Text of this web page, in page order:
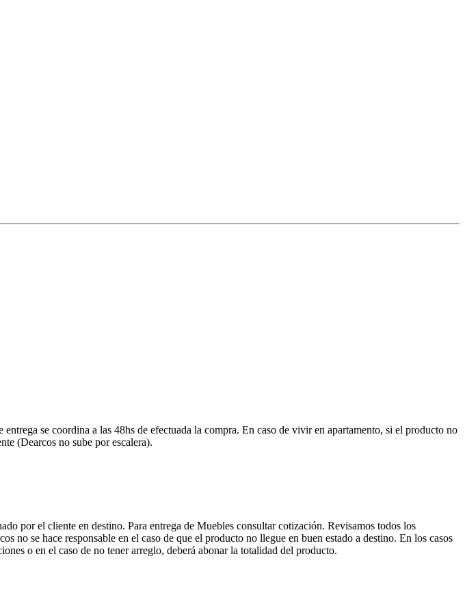
se coordina a las 48hs de efectuada la compra. En caso de vivir en apartamento, si el producto no
(Dearcos no sube por escalera).
por el cliente en destino. Para entrega de Muebles consultar cotización. Revisamos todos los
no se hace responsable en el caso de que el producto no llegue en buen estado a destino. En los casos
o en el caso de no tener arreglo, deberá abonar la totalidad del producto.